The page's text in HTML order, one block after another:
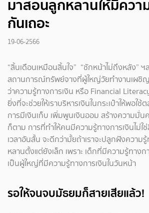
มาสอนลูกหลานให้มีควา
กันเถอะ
19-06-2566
“สิ้นเดือนเหมือนสิ้นใจ” “ชักหน้าไม่ถึงหลัง”
สถานการณ์ทรัพย์จางที่ผู้ใหญ่วัยทำงานเผชิ
ว่าความรู้ทางการเงิน หรือ Financial
ยิ่งที่จะช่วยให้เราบริหารเงินในกระเป๋าให้พอใ
การมีเงินเก็บ เพิ่มพูนเงินออม สร้างความมั่น
ก็ตาม การที่ทำให้คนมีความรู้ทางการเงินไม่ใช่
เวลาอันสั้น จะดีกว่ามั้ยถ้าเราจะปลูกฝังความ
หลานตั้งแต่ยังเล็ก เพราะ เด็กที่มีความรู้ทางก
เป็นผู้ใหญ่ที่มีความรู้ทางการเงินในวันหน้า
รอให้จนจบมัธยมก็สายเสียแล้ว!